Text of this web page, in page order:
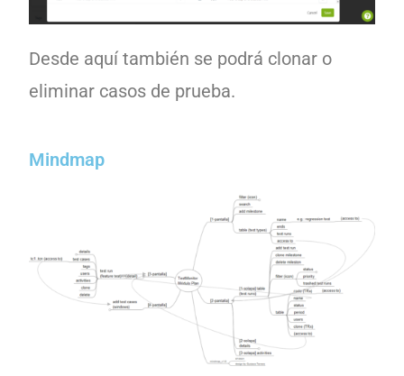
Desde aquí también se podrá clonar o
eliminar casos de prueba.
Mindmap